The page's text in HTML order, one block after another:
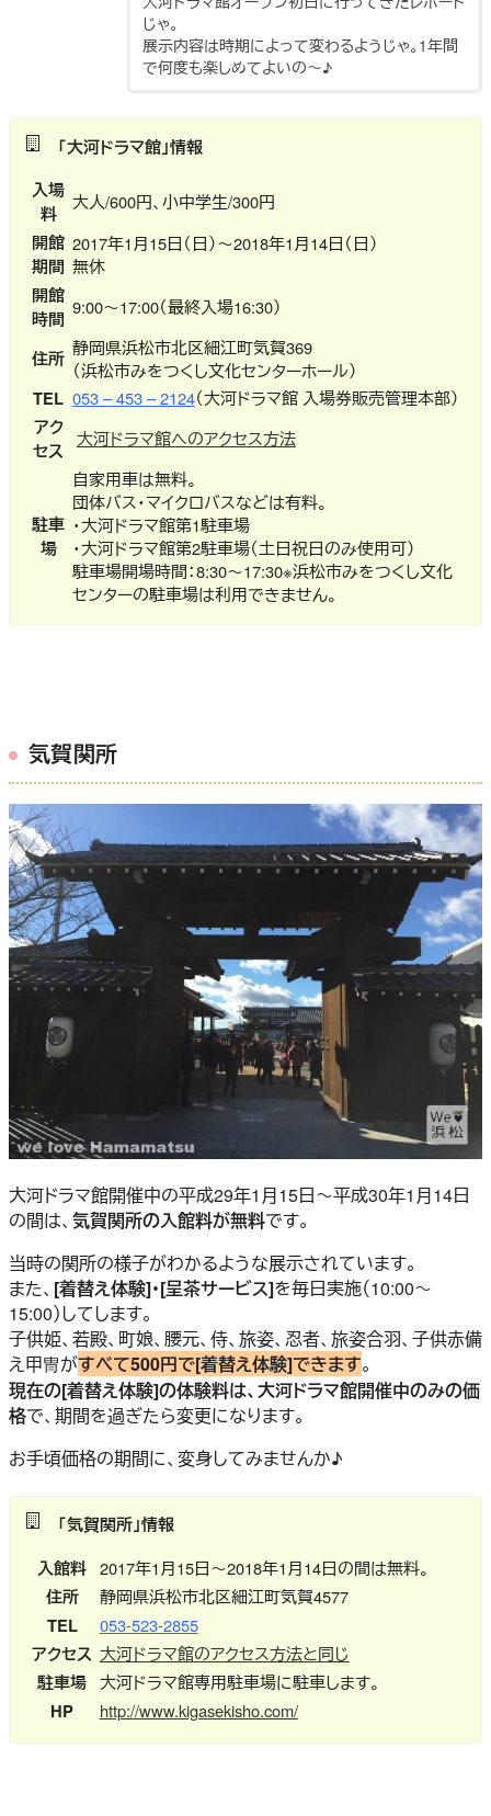
じゃ。
展示内容は時期によって変わるようじゃ。1年間
で何度も楽しめてよいの～♪
「大河ドラマ館」情報
入場
料
大人/600円、小中学生/300円
開館
期間
2017年1月15日（日）～2018年1月14日（日）
無休
開館
時間
9:00～17:00（最終入場16:30）
住所 静岡県浜松市北区細江町気賀369
（浜松市みをつくし文化センターホール）
TEL 053 – 453 – 2124（大河ドラマ館 入場券販売管理本部）
アク
セス
大河ドラマ館へのアクセス方法
駐車
場
自家用車は無料。
団体バス・マイクロバスなどは有料。
・大河ドラマ館第1駐車場
・大河ドラマ館第2駐車場（土日祝日のみ使用可）
駐車場開場時間：8:30～17:30※浜松市みをつくし文化
センターの駐車場は利用できません。
気賀関所
大河ドラマ館開催中の平成29年1月15日～平成30年1月14日
の間は、 気賀関所の入館料が無料です。
当時の関所の様子がわかるような展示されています。
また、 [着替え体験]・[呈茶サービス]を毎日実施（10:00～
15:00）してします。
子供姫、若殿、町娘、腰元、侍、旅姿、忍者、旅姿合羽、子供赤備
え甲冑がすべて500円で[着替え体験]できます。
現在の[着替え体験]の体験料は、大河ドラマ館開催中のみの価
格で、期間を過ぎたら変更になります。
お手頃価格の期間に、変身してみませんか♪
「気賀関所」情報
入館料 2017年1月15日～2018年1月14日の間は無料。
住所 静岡県浜松市北区細江町気賀4577
TEL 053-523-2855
アクセス 大河ドラマ館のアクセス方法と同じ
駐車場 大河ドラマ館専用駐車場に駐車します。
HP http://www.kigasekisho.com/